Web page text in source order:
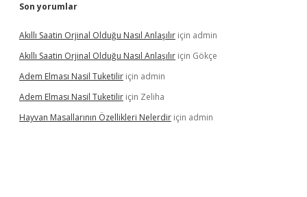
Son yorumlar
Akıllı Saatin Orjinal Olduğu Nasıl Anlaşılır için admin
Akıllı Saatin Orjinal Olduğu Nasıl Anlaşılır için Gökçe
Adem Elması Nasil Tuketilir için admin
Adem Elması Nasil Tuketilir için Zeliha
Hayvan Masallarının Özellikleri Nelerdir için admin